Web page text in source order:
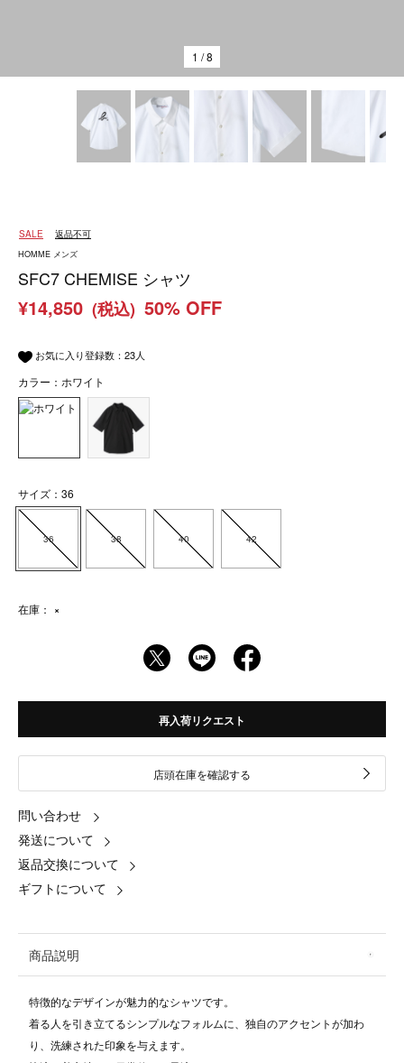
1 / 8
SALE 返品不可
HOMME メンズ
SFC7 CHEMISE シャツ
¥14,850 (税込) 50% OFF
お気に入り登録数： 23人
カラー：ホワイト
サイズ：36
36 38 40 42
在庫： ×
再入荷リクエスト
店頭在庫を確認する
問い合わせ
発送について
返品交換について
ギフトについて
商品説明
特徴的なデザインが魅力的なシャツです。
着る人を引き立てるシンプルなフォルムに、独自のアクセントが加わ
り、洗練された印象を与えます。